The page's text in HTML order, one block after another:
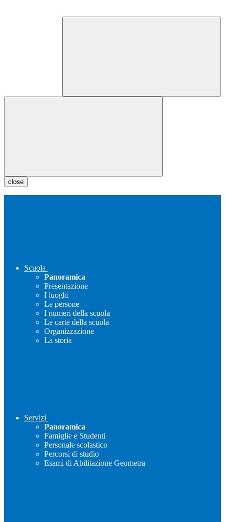
close
Scuola
Panoramica
Presentazione
I luoghi
Le persone
I numeri della scuola
Le carte della scuola
Organizzazione
La storia
Servizi
Panoramica
Famiglie e Studenti
Personale scolastico
Percorsi di studio
Esami di Abilitazione Geometra